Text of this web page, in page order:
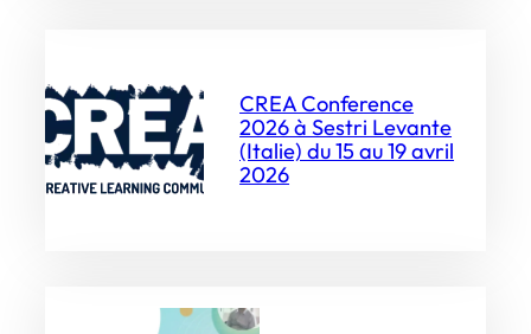
CREA Conference
2026 à Sestri Levante
(Italie) du 15 au 19 avril
2026